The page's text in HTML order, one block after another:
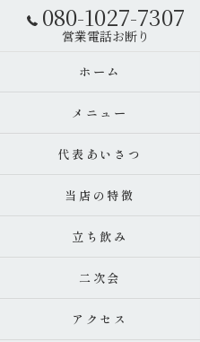
080-1027-7307
ホーム
メニュー
代表あいさつ
当店の特徴
立ち飲み
二次会
アクセス